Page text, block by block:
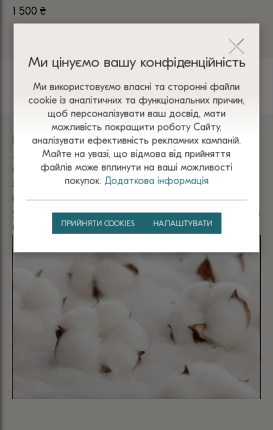
1 500 ₴
Бавовна
Вироби з бавовни мають м'яку текстуру та приємні на
дотик. Вони не подразнюють шкіру і забезпечують
комфорт завдяки чудовій повітропроникності та
здатності вбирати вологу. Одяг з бавовни
відрізняється міцністю, гіпоалергенністю та простотою
у догляді, що робить його універсальним вибором для
будь-якої пори року.
Ми цінуємо вашу конфіденційність
Ми використовуємо власні та сторонні файли
сооkіе із аналітичних та функціональних причин,
щоб персоналізувати ваш досвід, мати
можливість покращити роботу Сайту,
аналізувати ефективність рекламних кампаній.
Майте на увазі, що відмова від прийняття
файлів може вплинути на ваші можливості
покупок. Додаткова інформація
ПРИЙНЯТИ COOKIES НАЛАШТУВАТИ